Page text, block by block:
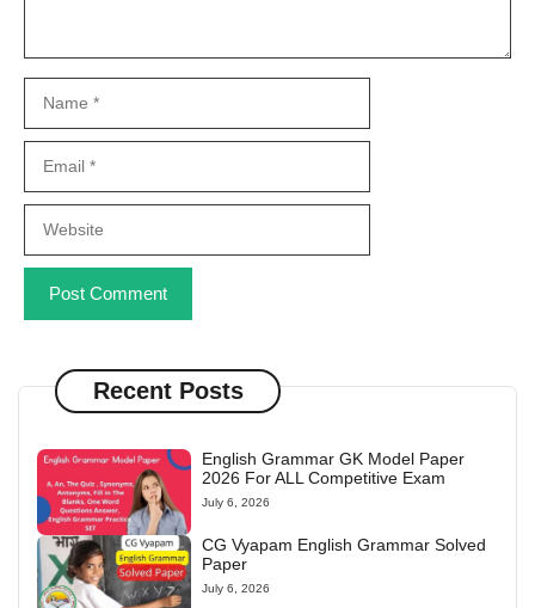
Recent Posts
English Grammar GK Model Paper
2026 For ALL Competitive Exam
July 6, 2026
CG Vyapam English Grammar Solved
Paper
July 6, 2026